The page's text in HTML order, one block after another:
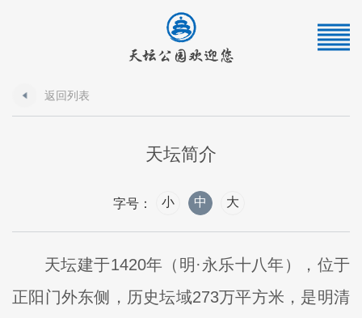
返回列表
天坛简介
字号： 小 中 大
天坛建于1420年（明·永乐十八年），位于
正阳门外东侧，历史坛域273万平方米，是明清